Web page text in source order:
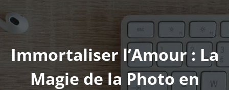
Immortaliser l’Amour : La
Magie de la Photo en